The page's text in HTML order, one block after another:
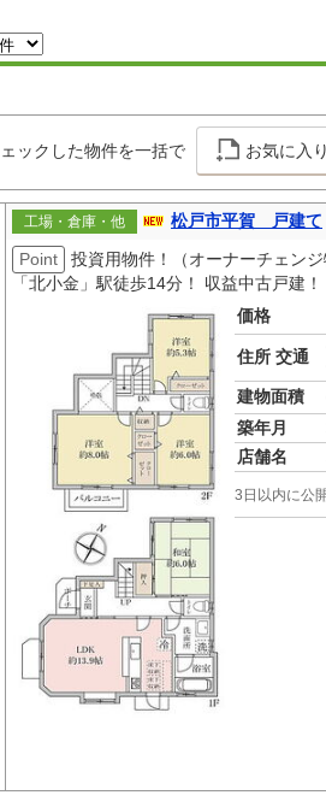
ックした物件を一括で お気に入
工場・倉庫・他
松戸市平賀 戸建て
Point
投資用物件！（オーナーチェン
「北小金」駅徒歩14分！ 収益中古戸建！
価格
住所 交通
建物面積
築年月
店舗名
3日以内に公開